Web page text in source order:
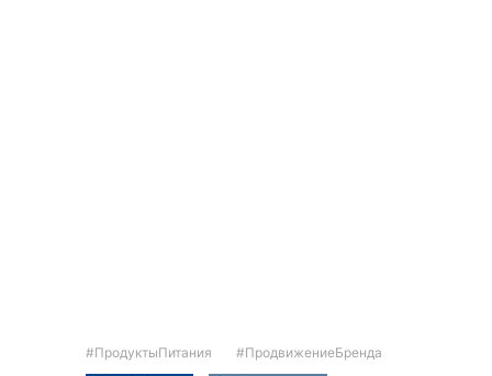
#ПродуктыПитания #ПродвижениеБренда